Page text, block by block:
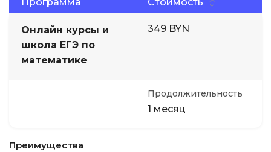
Онлайн курсы и
школа ЕГЭ по
математике
349 BYN
Продолжительность
1 месяц
Преимущества